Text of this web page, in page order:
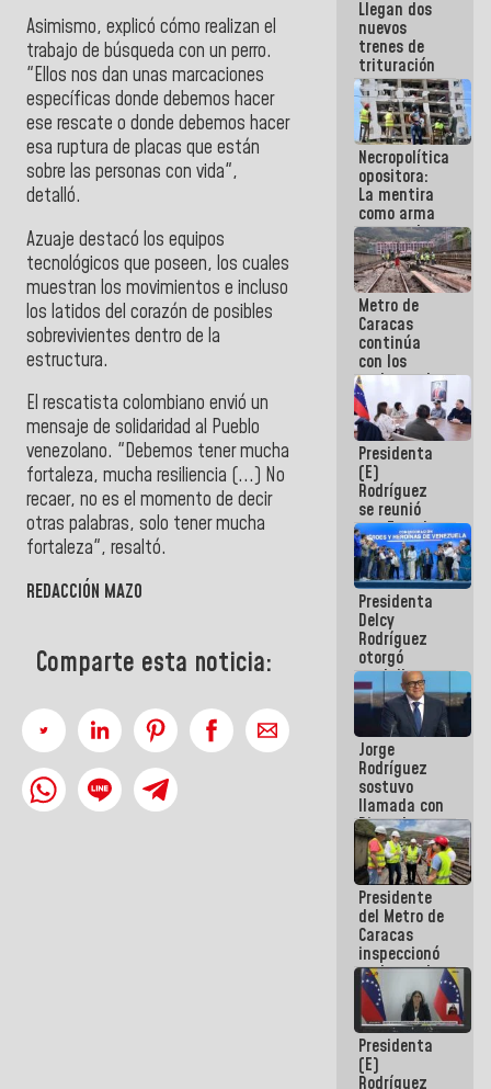
Asimismo, explicó cómo realizan el
trabajo de búsqueda con un perro.
"Ellos nos dan unas marcaciones
específicas donde debemos hacer
ese rescate o donde debemos hacer
esa ruptura de placas que están
sobre las personas con vida",
detalló.
Azuaje destacó los equipos
tecnológicos que poseen, los cuales
muestran los movimientos e incluso
los latidos del corazón de posibles
sobrevivientes dentro de la
estructura. ​
El rescatista colombiano envió un
mensaje de solidaridad al Pueblo
venezolano. "Debemos tener mucha
fortaleza, mucha resiliencia (...) No
recaer, no es el momento de decir
otras palabras, solo tener mucha
fortaleza", resaltó.
REDACCIÓN MAZO
Comparte esta noticia:
es
embarrarla
Llegan dos
nuevos
trenes de
trituración
para
optimizar
manejo de
escombros
en La Guaira
Necropolítica
opositora:
La mentira
como arma
contra el
Pueblo
Metro de
Caracas
continúa
con los
trabajos de
mantenimiento
e inspección
en la Línea 2
Presidenta
(E)
Rodríguez
se reunió
con Estado
Mayor
Eléctrico
para
abordar
planes de
acción
Presidenta
Delcy
Rodríguez
otorgó
medalla
"Héroe de
Venezuela"
a servidores
públicos
Jorge
Rodríguez
sostuvo
llamada con
Dinorah
Figuera y
acuerdan
primer
encuentro
presencial
para el
diálogo
Presidente
del Metro de
Caracas
inspeccionó
trabajos de
rehabilitación
y
modernización
de la vía
férrea
Presidenta
(E)
Rodríguez